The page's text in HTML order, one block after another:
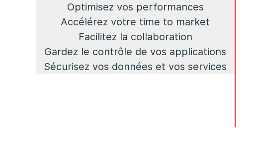
Optimisez vos performances
Accélérez votre time to market
Facilitez la collaboration
Gardez le contrôle de vos applications
Sécurisez vos données et vos services